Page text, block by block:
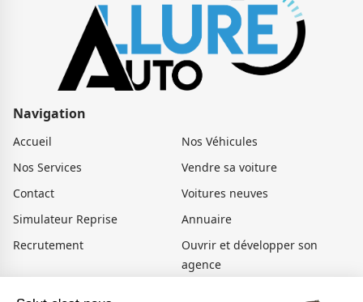
Navigation
Accueil
Nos Véhicules
Nos Services
Vendre sa voiture
Contact
Voitures neuves
Simulateur Reprise
Annuaire
Recrutement
Ouvrir et développer son
agence